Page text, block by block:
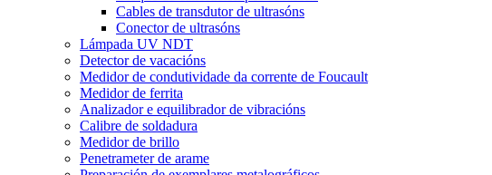
Cables de transdutor de ultrasóns
Conector de ultrasóns
Lámpada UV NDT
Detector de vacacións
Medidor de condutividade da corrente de Foucault
Medidor de ferrita
Analizador e equilibrador de vibracións
Calibre de soldadura
Medidor de brillo
Penetrameter de arame